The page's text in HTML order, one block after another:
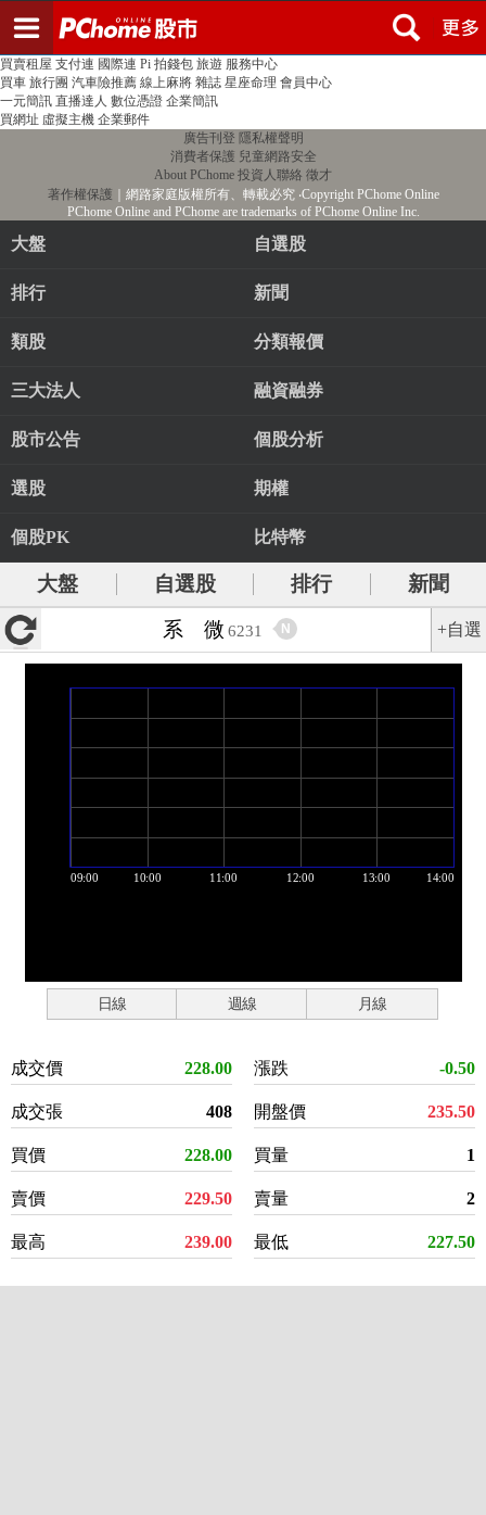
PChome首頁 線上購物 24h購物 書店
買賣租屋 支付連 國際連 Pi 拍錢包 旅遊 服務中心
買車 旅行團 汽車險推薦 線上麻將 雜誌 星座命理 會員中心
一元簡訊 直播達人 數位憑證 企業簡訊
買網址 虛擬主機 企業郵件
廣告刊登 隱私權聲明
消費者保護 兒童網路安全
About PChome 投資人聯絡 徵才
著作權保護 ｜網路家庭版權所有、轉載必究‧Copyright PChome Online
PChome Online and PChome are trademarks of PChome Online Inc.
大盤 自選股
排行 新聞
類股 分類報價
三大法人 融資融券
股市公告 個股分析
選股 期權
個股PK 比特幣
大盤 自選股 排行
新聞
系 微 6231 N +自選
日線 週線 月線
成交價 228.00
成交張 408
買價 228.00
賣價 229.50
最高 239.00
漲跌 -0.50
開盤價 235.50
買量 1
賣量 2
最低 227.50